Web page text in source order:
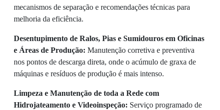
mecanismos de separação e recomendações técnicas para
melhoria da eficiência.
Desentupimento de Ralos, Pias e Sumidouros em Oficinas
e Áreas de Produção: Manutenção corretiva e preventiva
nos pontos de descarga direta, onde o acúmulo de graxa de
máquinas e resíduos de produção é mais intenso.
Limpeza e Manutenção de toda a Rede com
Hidrojateamento e Videoinspeção: Serviço programado de